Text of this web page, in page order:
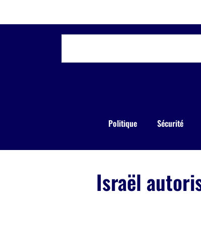
Politique Sécurité
Israël